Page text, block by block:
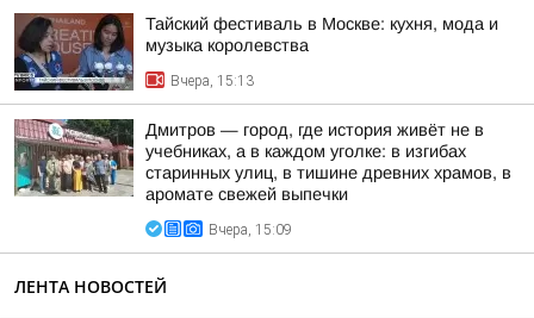
Тайский фестиваль в Москве: кухня, мода и
музыка королевства
Вчера, 15:13
Дмитров — город, где история живёт не в
учебниках, а в каждом уголке: в изгибах
старинных улиц, в тишине древних храмов, в
аромате свежей выпечки
Вчера, 15:09
ЛЕНТА НОВОСТЕЙ